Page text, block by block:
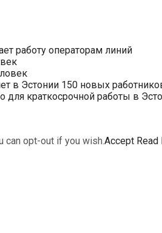
работу операторам линий
в Эстонии 150 новых
краткосрочной работы в
can opt-out if you wish.Accept